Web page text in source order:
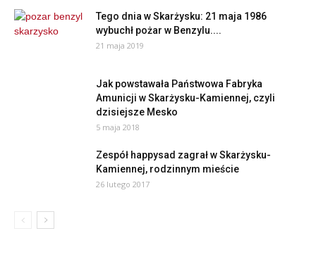
Tego dnia w Skarżysku: 21 maja 1986
wybuchł pożar w Benzylu....
21 maja 2019
Jak powstawała Państwowa Fabryka
Amunicji w Skarżysku-Kamiennej, czyli
dzisiejsze Mesko
5 maja 2018
Zespół happysad zagrał w Skarżysku-
Kamiennej, rodzinnym mieście
26 lutego 2017